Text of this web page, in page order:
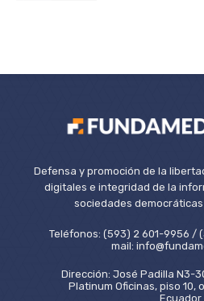
Defensa y promoción de la
digitales e integridad de la
sociedades democráticas
Teléfonos: (593) 2 601-9956 /
mail:
Dirección: José Padilla N3-
Platinum Oficinas, piso 10,
Ecuador